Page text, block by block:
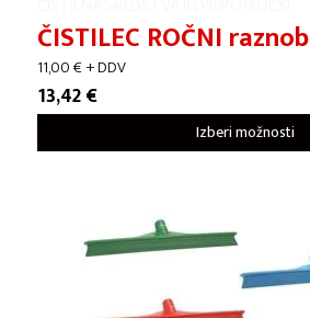
ČISTILEC ROČNI
11,00€+ DDV
13,42€
Izberi možnosti